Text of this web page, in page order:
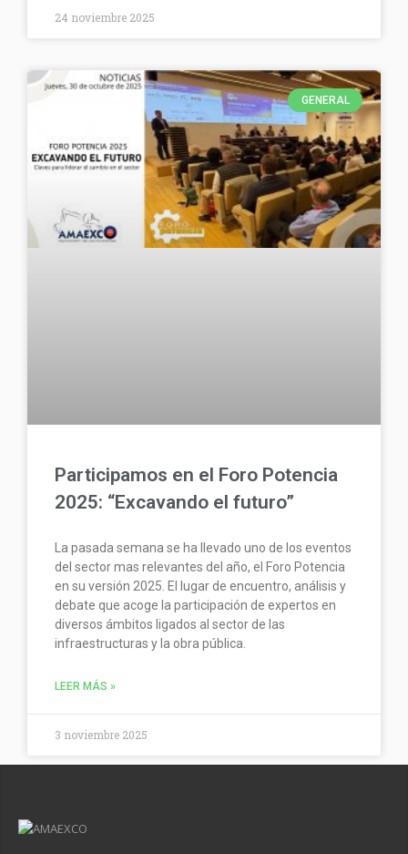
24 noviembre 2025
GENERAL
Participamos en el Foro Potencia
2025: “Excavando el futuro”
La pasada semana se ha llevado uno de los eventos
del sector mas relevantes del año, el Foro Potencia
en su versión 2025. El lugar de encuentro, análisis y
debate que acoge la participación de expertos en
diversos ámbitos ligados al sector de las
infraestructuras y la obra pública.
LEER MÁS »
3 noviembre 2025